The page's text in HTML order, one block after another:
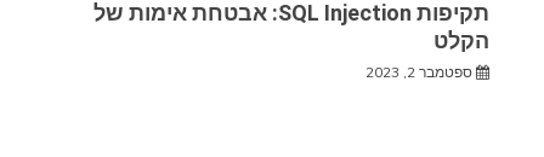
תקיפות SQL Injection: אבטחת אימות של
הקלט
ספטמבר 2, 2023